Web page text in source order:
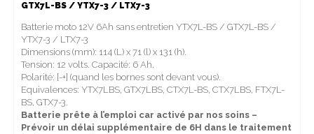
GTX7L-BS / YTX7-3 / LTX7-3
Batterie moto 12V 6Ah sans entretien YTX7L-BS / GTX7L-BS /
YTX7-3 / LTX7-3
Dimensions (mm): 114 (L) x 71 (l) x 131 (h).
Tension: 12 volts. Capacité: 6 Ah.
Polarité: [-+] (quand les bornes sont devant vous).
Equivalences: YTX7LBS, GTX7LBS, CTX7L-BS, CTX7LBS, FTX7L-
BS, GTX7-3.
Batterie prête à l’emploi car activé par nos soins –
Prévoir un délai supplémentaire de 6H dans le traitement